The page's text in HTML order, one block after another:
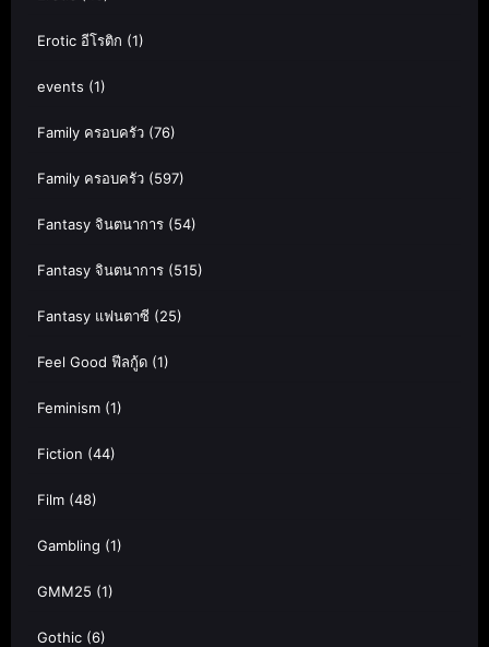
Erotic อีโรติก (1)
events (1)
Family ครอบครัว (76)
Family ครอบครัว (597)
Fantasy จินตนาการ (54)
Fantasy จินตนาการ (515)
Fantasy แฟนตาซี (25)
Feel Good ฟีลกู้ด (1)
Feminism (1)
Fiction (44)
Film (48)
Gambling (1)
GMM25 (1)
Gothic (6)